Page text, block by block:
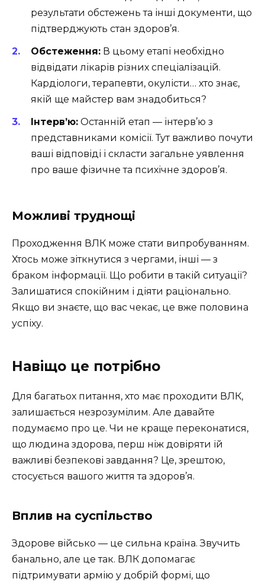
результати обстежень та інші документи, що
підтверджують стан здоров’я.
Обстеження: В цьому етапі необхідно
відвідати лікарів різних спеціалізацій.
Кардіологи, терапевти, окулісти… хто знає,
якій ще майстер вам знадобиться?
Інтерв’ю: Останній етап — інтерв’ю з
представниками комісії. Тут важливо почути
ваші відповіді і скласти загальне уявлення
про ваше фізичне та психічне здоров’я.
Можливі труднощі
Проходження ВЛК може стати випробуванням.
Хтось може зіткнутися з чергами, інші — з
браком інформації. Що робити в такій ситуації?
Залишатися спокійним і діяти раціонально.
Якщо ви знаєте, що вас чекає, це вже половина
успіху.
Навіщо це потрібно
Для багатьох питання, хто має проходити ВЛК,
залишається незрозумілим. Але давайте
подумаємо про це. Чи не краще переконатися,
що людина здорова, перш ніж довіряти їй
важливі безпекові завдання? Це, зрештою,
стосується вашого життя та здоров’я.
Вплив на суспільство
Здорове військо — це сильна країна. Звучить
банально, але це так. ВЛК допомагає
підтримувати армію у добрій формі, що